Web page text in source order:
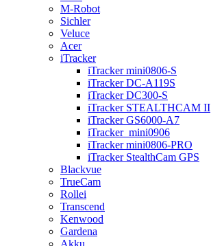
M-Robot
Sichler
Veluce
Acer
iTracker
iTracker mini0806-S
iTracker DC-A119S
iTracker DC300-S
iTracker STEALTHCAM II
iTracker GS6000-A7
iTracker_mini0906
iTracker mini0806-PRO
iTracker StealthCam GPS
Blackvue
TrueCam
Rollei
Transcend
Kenwood
Gardena
Akku